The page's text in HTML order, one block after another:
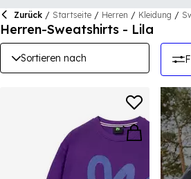
Zurück / Startseite / Herren / Kleidung /
Herren-Sweatshirts - Lila
Sortieren nach